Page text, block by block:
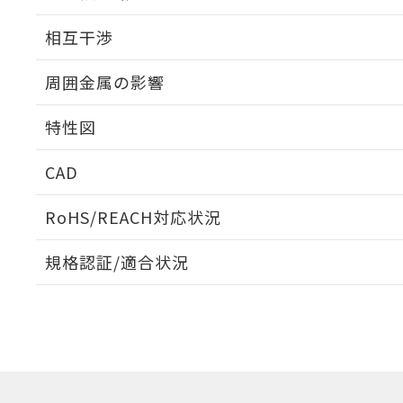
相互干渉
周囲金属の影響
特性図
CAD
RoHS/REACH対応状況
EU RoHS 注意事項・凡例
規格認証/適合状況